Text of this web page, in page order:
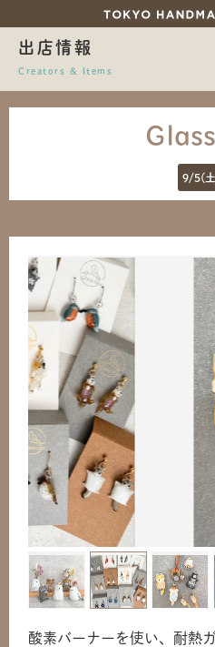
出店情報
Creators & Items
9/5(
酸素バーナーを使い、耐熱